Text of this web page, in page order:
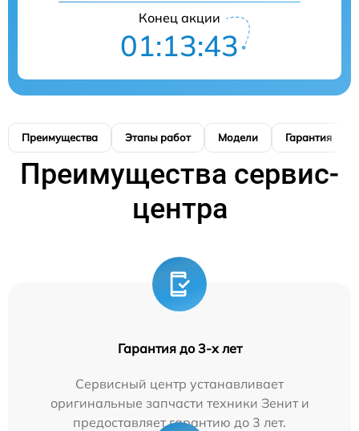
Конец акции
01:13:42
Преимущества Этапы работ Модели Гарантия
Преимущества сервис-
центра
Гарантия до 3-х лет
Сервисный центр устанавливает
оригинальные запчасти техники Зенит и
предоставляет гарантию до 3 лет.